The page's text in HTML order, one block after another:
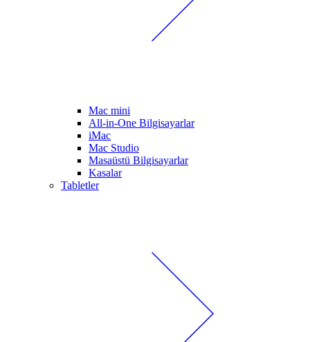
Mac mini
All-in-One Bilgisayarlar
iMac
Mac Studio
Masaüstü Bilgisayarlar
Kasalar
Tabletler